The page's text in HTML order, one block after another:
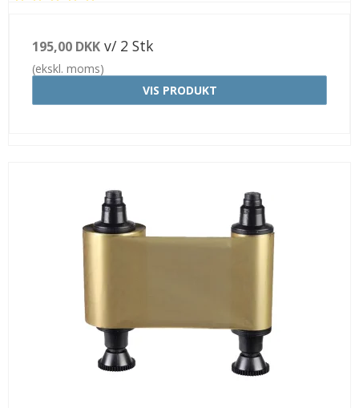
195,00 DKK v/ 2 Stk
(ekskl. moms)
VIS PRODUKT